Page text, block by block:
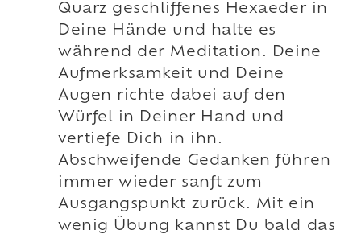
Quarz geschliffenes Hexaeder in
Deine Hände und halte es
während der Meditation. Deine
Aufmerksamkeit und Deine
Augen richte dabei auf den
Würfel in Deiner Hand und
vertiefe Dich in ihn.
Abschweifende Gedanken führen
immer wieder sanft zum
Ausgangspunkt zurück. Mit ein
wenig Übung kannst Du bald das